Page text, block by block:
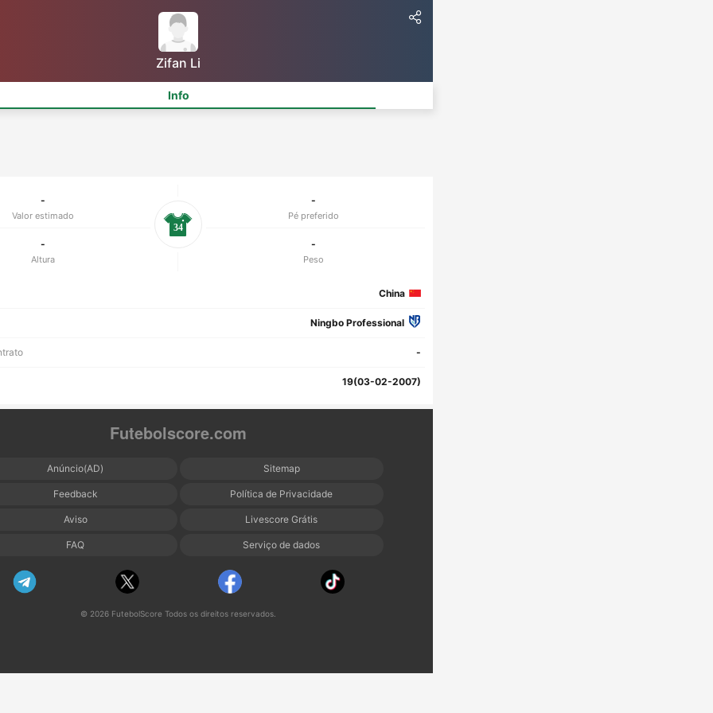
Zifan Li
Info
-
Valor estimado
-
Pé preferido
-
Altura
-
Peso
34
China
Ningbo Professional
-
19(03-02-2007)
Futebolscore.com
Anúncio(AD) Sitemap
Feedback Política de Privacidade
Aviso Livescore Grátis
FAQ Serviço de dados
© 2026 FutebolScore Todos os direitos reservados.